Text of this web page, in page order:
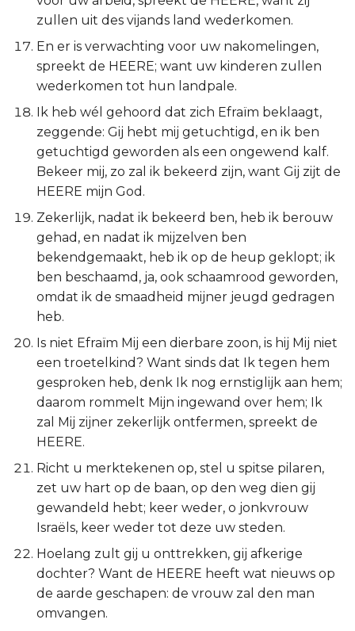
zullen uit des vijands land wederkomen.
En er is verwachting voor uw nakomelingen,
spreekt de HEERE; want uw kinderen zullen
wederkomen tot hun landpale.
Ik heb wél gehoord dat zich Efraïm beklaagt,
zeggende: Gij hebt mij getuchtigd, en ik ben
getuchtigd geworden als een ongewend kalf.
Bekeer mij, zo zal ik bekeerd zijn, want Gij zijt de
HEERE mijn God.
Zekerlijk, nadat ik bekeerd ben, heb ik berouw
gehad, en nadat ik mijzelven ben
bekendgemaakt, heb ik op de heup geklopt; ik
ben beschaamd, ja, ook schaamrood geworden,
omdat ik de smaadheid mijner jeugd gedragen
heb.
Is niet Efraïm Mij een dierbare zoon, is hij Mij niet
een troetelkind? Want sinds dat Ik tegen hem
gesproken heb, denk Ik nog ernstiglijk aan hem;
daarom rommelt Mijn ingewand over hem; Ik
zal Mij zijner zekerlijk ontfermen, spreekt de
HEERE.
Richt u merktekenen op, stel u spitse pilaren,
zet uw hart op de baan, op den weg dien gij
gewandeld hebt; keer weder, o jonkvrouw
Israëls, keer weder tot deze uw steden.
Hoelang zult gij u onttrekken, gij afkerige
dochter? Want de HEERE heeft wat nieuws op
de aarde geschapen: de vrouw zal den man
omvangen.